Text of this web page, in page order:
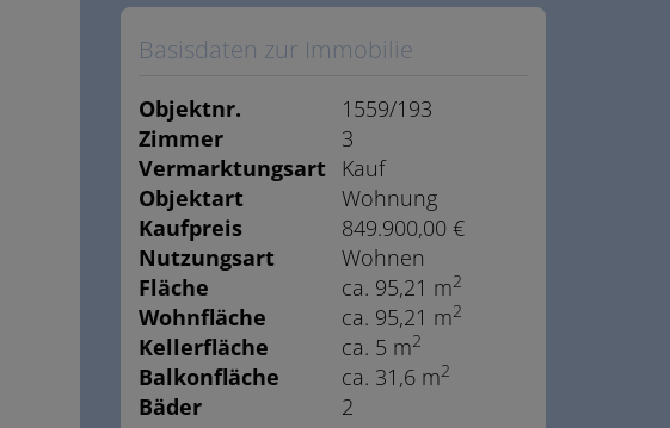
Basisdaten zur Immobilie
Objektnr.
1559/193
Zimmer
3
Vermarktungsart Kauf
Objektart
Wohnung
Kaufpreis
849.900,00 €
Nutzungsart
Wohnen
Fläche
ca. 95,21 m2
Wohnfläche ca. 95,21 m2
Kellerfläche ca. 5 m2
Balkonfläche ca. 31,6 m2
Bäder
2